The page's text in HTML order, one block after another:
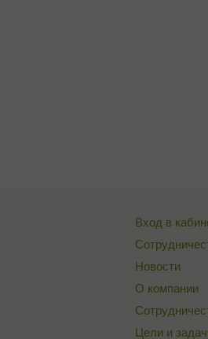
Вход в
Новости
О компании
Цели и